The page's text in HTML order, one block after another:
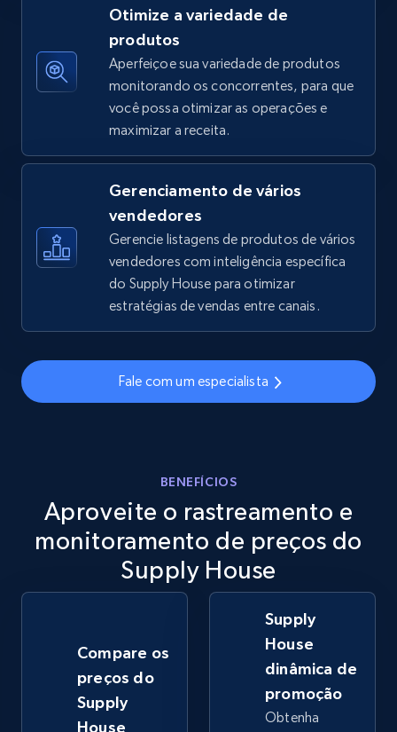
TikTok Shop - discover records by shop url
price, Final price, Discount percent, and more.
668+
Amazon sellers info
URL, Product id, Title, Seller name, Seller rating,
Seller reviews, Breadcrumbs, Root category, and
more.
2.5K+ 359+ Comece agora
eBay - Gather data on products using
specified keywords
Otimize a variedade de
produtos
Aperfeiçoe sua variedade de produtos
monitorando os concorrentes, para que
você possa otimizar as operações e
maximizar a receita.
Gerenciamento de vários
vendedores
Gerencie listagens de produtos de vários
vendedores com inteligência específica
do Supply House para otimizar
estratégias de vendas entre canais.
Fale com um especialista
BENEFÍCIOS
Aproveite o rastreamento e
monitoramento de preços do
Supply House
Compare os
preços do
Supply
House
Supply
House
dinâmica de
promoção
Obtenha